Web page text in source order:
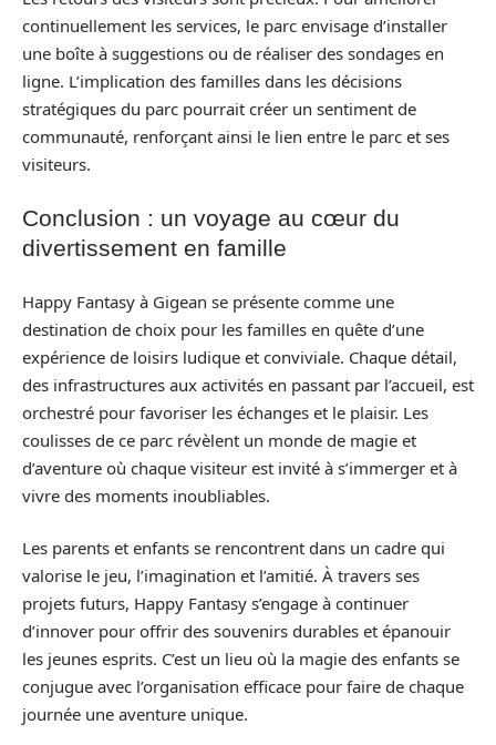
continuellement les services, le parc envisage d’installer
une boîte à suggestions ou de réaliser des sondages en
ligne. L’implication des familles dans les décisions
stratégiques du parc pourrait créer un sentiment de
communauté, renforçant ainsi le lien entre le parc et ses
visiteurs.
Conclusion : un voyage au cœur du
divertissement en famille
Happy Fantasy à Gigean se présente comme une
destination de choix pour les familles en quête d’une
expérience de loisirs ludique et conviviale. Chaque détail,
des infrastructures aux activités en passant par l’accueil, est
orchestré pour favoriser les échanges et le plaisir. Les
coulisses de ce parc révèlent un monde de magie et
d’aventure où chaque visiteur est invité à s’immerger et à
vivre des moments inoubliables.
Les parents et enfants se rencontrent dans un cadre qui
valorise le jeu, l’imagination et l’amitié. À travers ses
projets futurs, Happy Fantasy s’engage à continuer
d’innover pour offrir des souvenirs durables et épanouir
les jeunes esprits. C’est un lieu où la magie des enfants se
conjugue avec l’organisation efficace pour faire de chaque
journée une aventure unique.